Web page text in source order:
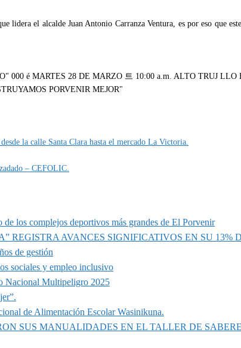
lidera el alcalde Juan Antonio Carranza Ventura, es por eso que
la calle Santa Clara hasta el mercado La Victoria.
– CEFOLIC.
los complejos deportivos más grandes de El Porvenir
REGISTRA AVANCES SIGNIFICATIVOS EN SU 13%
de gestión
sociales y empleo inclusivo
Nacional Multipeligro 2025
de Alimentación Escolar Wasinikuna.
SUS MANUALIDADES EN EL TALLER DE